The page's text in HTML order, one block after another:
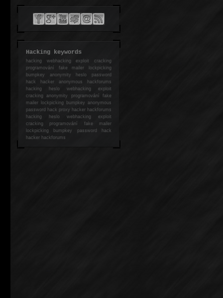
Hacking keywords
hackingwebhacking exploit cracking
programování fake mailer lockpicking
bumpkey anonymity heslo password
hackhacker anonymous hackforums
hackingheslo webhacking exploit
cracking anonymity programování fake
mailer lockpicking bumpkey anonymous
password hack proxy hacker hackforums
hacking heslo webhacking exploit
cracking programování fake mailer
lockpicking bumpkey password hack
hackerhackforums